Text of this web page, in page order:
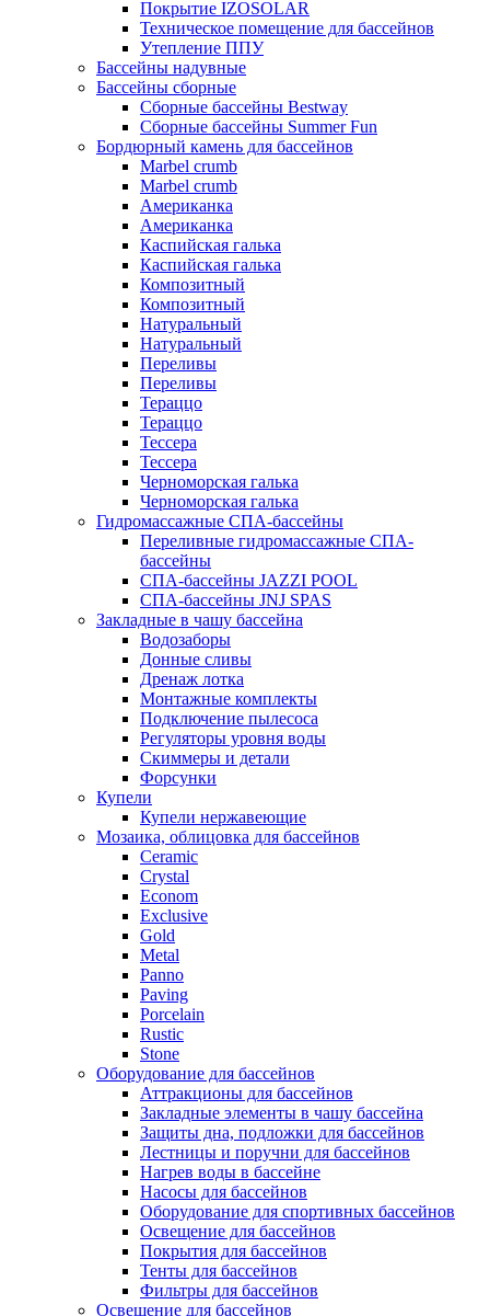
Покрытие IZOSOLAR
Техническое помещение для бассейнов
Утепление ППУ
Бассейны надувные
Бассейны сборные
Сборные бассейны Bestway
Сборные бассейны Summer Fun
Бордюрный камень для бассейнов
Marbel crumb
Marbel crumb
Американка
Американка
Каспийская галька
Каспийская галька
Композитный
Композитный
Натуральный
Натуральный
Переливы
Переливы
Тераццо
Тераццо
Тессера
Тессера
Черноморская галька
Черноморская галька
Гидромассажные СПА-бассейны
Переливные гидромассажные СПА-
бассейны
СПА-бассейны JAZZI POOL
СПА-бассейны JNJ SPAS
Закладные в чашу бассейна
Водозаборы
Донные сливы
Дренаж лотка
Монтажные комплекты
Подключение пылесоса
Регуляторы уровня воды
Скиммеры и детали
Форсунки
Купели
Купели нержавеющие
Мозаика, облицовка для бассейнов
Ceramic
Crystal
Econom
Exclusive
Gold
Metal
Panno
Paving
Porcelain
Rustic
Stone
Оборудование для бассейнов
Аттракционы для бассейнов
Закладные элементы в чашу бассейна
Защиты дна, подложки для бассейнов
Лестницы и поручни для бассейнов
Нагрев воды в бассейне
Насосы для бассейнов
Оборудование для спортивных бассейнов
Освещение для бассейнов
Покрытия для бассейнов
Тенты для бассейнов
Фильтры для бассейнов
Освещение для бассейнов